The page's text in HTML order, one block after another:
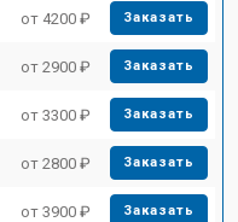
от 4200 ₽ Заказать
от 2900 ₽ Заказать
от 3300 ₽ Заказать
от 2800 ₽ Заказать
от 3900 ₽ Заказать